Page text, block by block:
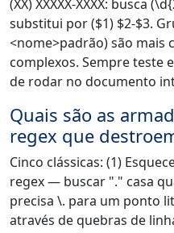
(XX) XXXXX-XXXX: busca
substitui por ($1) $2-$3.
<nome>padrão) são mais
complexos. Sempre teste
de rodar no documento
Quais são as
regex que
Cinco clássicas: (1)
regex — buscar "." casa
precisa \. para um ponto
através de quebras de